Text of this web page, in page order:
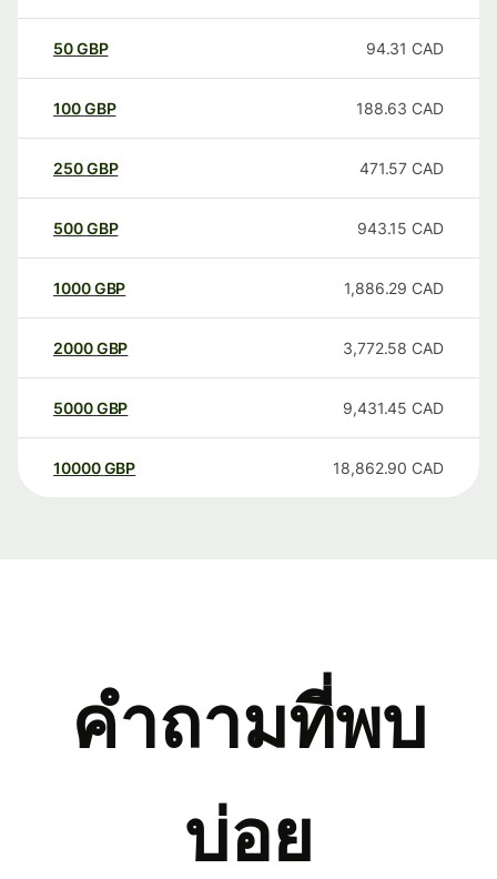
50GBP 94.31 CAD
100GBP 188.63 CAD
250GBP 471.57 CAD
500GBP 943.15 CAD
1000GBP 1,886.29 CAD
2000GBP 3,772.58 CAD
5000GBP 9,431.45 CAD
10000 GBP 18,862.90 CAD
คำถามที่พบ
บ่อย